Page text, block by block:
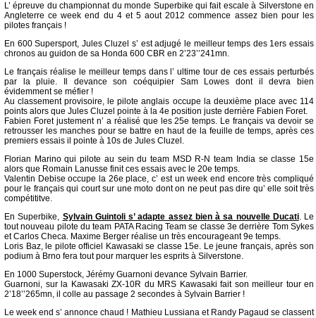
L’ épreuve du championnat du monde Superbike qui fait escale à Silverstone en
Angleterre ce week end du 4 et 5 aout 2012 commence assez bien pour les
pilotes français !
En 600 Supersport, Jules Cluzel s’ est adjugé le meilleur temps des 1ers essais
chronos au guidon de sa Honda 600 CBR en 2’23’’241mn.
Le français réalise le meilleur temps dans l’ ultime tour de ces essais perturbés
par la pluie. Il devance son coéquipier Sam Lowes dont il devra bien
évidemment se méfier !
Au classement provisoire, le pilote anglais occupe la deuxième place avec 114
points alors que Jules Cluzel pointe à la 4e position juste derrière Fabien Foret.
Fabien Foret justement n’ a réalisé que les 25e temps. Le français va devoir se
retrousser les manches pour se battre en haut de la feuille de temps, après ces
premiers essais il pointe à 10s de Jules Cluzel.
Florian Marino qui pilote au sein du team MSD R-N team India se classe 15e
alors que Romain Lanusse finit ces essais avec le 20e temps.
Valentin Debise occupe la 26e place, c’ est un week end encore très compliqué
pour le français qui court sur une moto dont on ne peut pas dire qu’ elle soit très
compétititve.
En Superbike, Sylvain Guintoli s’ adapte assez bien à sa nouvelle Ducati. Le
tout nouveau pilote du team PATA Racing Team se classe 3e derrière Tom Sykes
et Carlos Checa. Maxime Berger réalise un très encourageant 9e temps.
Loris Baz, le pilote officiel Kawasaki se classe 15e. Le jeune français, après son
podium à Brno fera tout pour marquer les esprits à Silverstone.
En 1000 Superstock, Jérémy Guarnoni devance Sylvain Barrier.
Guarnoni, sur la Kawasaki ZX-10R du MRS Kawasaki fait son meilleur tour en
2’18’’265mn, il colle au passage 2 secondes à Sylvain Barrier !
Le week end s’ annonce chaud ! Mathieu Lussiana et Randy Pagaud se classent